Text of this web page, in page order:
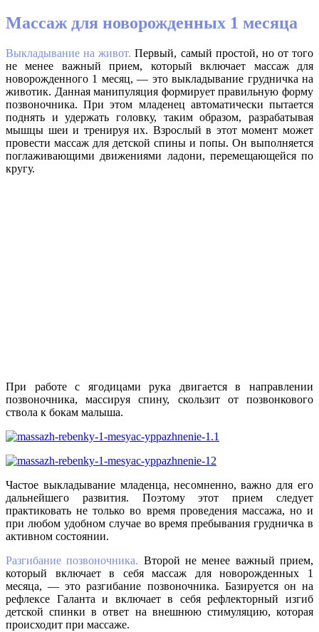
Массаж для новорожденных 1 месяца
Выкладывание на живот. Первый, самый простой, но от того
не менее важный прием, который включает массаж для
новорожденного 1 месяц, — это выкладывание грудничка на
животик. Данная манипуляция формирует правильную форму
позвоночника. При этом младенец автоматически пытается
поднять и удержать головку, таким образом, разрабатывая
мышцы шеи и тренируя их. Взрослый в этот момент может
провести массаж для детской спины и попы. Он выполняется
поглаживающими движениями ладони, перемещающейся по
кругу.
При работе с ягодицами рука двигается в направлении
позвоночника, массируя спину, скользит от позвонкового
ствола к бокам малыша.
Частое выкладывание младенца, несомненно, важно для его
дальнейшего развития. Поэтому этот прием следует
практиковать не только во время проведения массажа, но и
при любом удобном случае во время пребывания грудничка в
активном состоянии.
Разгибание позвоночника. Второй не менее важный прием,
который включает в себя массаж для новорожденных 1
месяца, — это разгибание позвоночника. Базируется он на
рефлексе Галанта и включает в себя рефлекторный изгиб
детской спинки в ответ на внешнюю стимуляцию, которая
происходит при массаже.